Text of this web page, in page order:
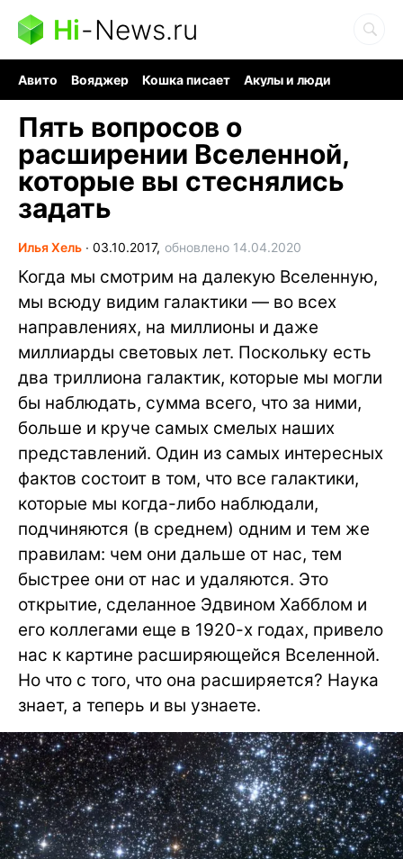
Hi-News.ru
Авито Вояджер Кошка писает
Акулы и люди
Пять вопросов о
расширении Вселенной,
которые вы стеснялись
задать
Илья Хель ∙ 03.10.2017, обновлено 14.04.2020
Когда мы смотрим на далекую Вселенную,
мы всюду видим галактики — во всех
направлениях, на миллионы и даже
миллиарды световых лет. Поскольку есть
два триллиона галактик, которые мы могли
бы наблюдать, сумма всего, что за ними,
больше и круче самых смелых наших
представлений. Один из самых интересных
фактов состоит в том, что все галактики,
которые мы когда-либо наблюдали,
подчиняются (в среднем) одним и тем же
правилам: чем они дальше от нас, тем
быстрее они от нас и удаляются. Это
открытие, сделанное Эдвином Хабблом и
его коллегами еще в 1920-х годах, привело
нас к картине расширяющейся Вселенной.
Но что с того, что она расширяется? Наука
знает, а теперь и вы узнаете.